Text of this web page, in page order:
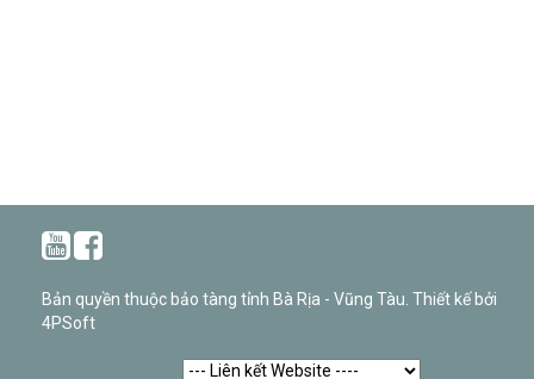
Bản quyền thuộc bảo tàng tỉnh Bà Rịa - Vũng Tàu. Thiết kế bởi
4PSoft